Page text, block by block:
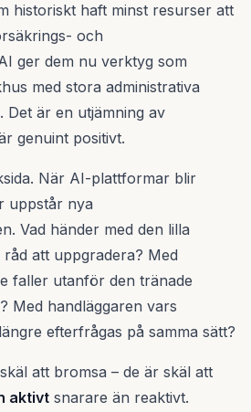
historiskt haft minst resurser att
och
ger dem nu verktyg som
med stora administrativa
Det är en utjämning av
genuint positivt.
När AI-plattformar blir
uppstår nya
Vad händer med den lilla
att uppgradera? Med
faller utanför den tränade
Med handläggaren vars
efterfrågas på samma sätt?
att bromsa – de är skäl att
aktivt snarare än reaktivt.